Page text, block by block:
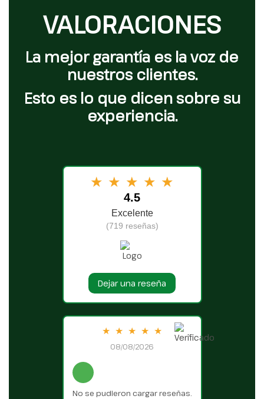
VALORACIONES
La mejor garantía es la voz de
nuestros clientes.
Esto es lo que dicen sobre su
experiencia.
★ ★ ★ ★ ★
4.5
Excelente
(719 reseñas)
Dejar una reseña
★ ★ ★ ★ ★
08/08/2026
No se pudieron cargar reseñas.